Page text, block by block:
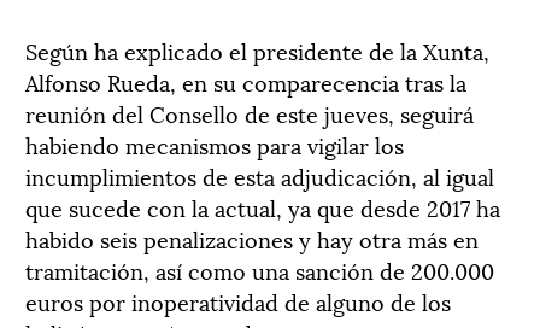
Según ha explicado el presidente de la Xunta,
Alfonso Rueda, en su comparecencia tras la
reunión del Consello de este jueves, seguirá
habiendo mecanismos para vigilar los
incumplimientos de esta adjudicación, al igual
que sucede con la actual, ya que desde 2017 ha
habido seis penalizaciones y hay otra más en
tramitación, así como una sanción de 200.000
euros por inoperatividad de alguno de los